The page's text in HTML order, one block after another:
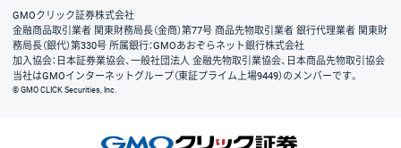
GMOクリック証券株式会社
金融商品取引業者 関東財務局長（金商）第77号 商品先物取引業者 銀行代理業者 関東財
務局長（銀代）第330号 所属銀行：GMOあおぞらネット銀行株式会社
加入協会：日本証券業協会、一般社団法人 金融先物取引業協会、日本商品先物取引協会
当社はGMOインターネットグループ（東証プライム上場9449）のメンバーです。
© GMO CLICK Securities, Inc.